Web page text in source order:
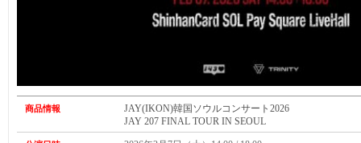
商品情報
JAY(IKON)韓国ソウルコンサート2026
JAY 207 FINAL TOUR IN SEOUL